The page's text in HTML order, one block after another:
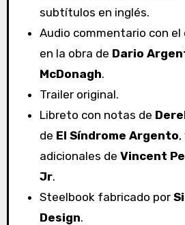
subtítulos en inglés.
Audio commentario con
en la obra de Dario
McDonagh.
Trailer original.
Libreto con notas de
de El Síndrome Argento,
adicionales deVincent
Jr.
Steelbook fabricado por
Design.